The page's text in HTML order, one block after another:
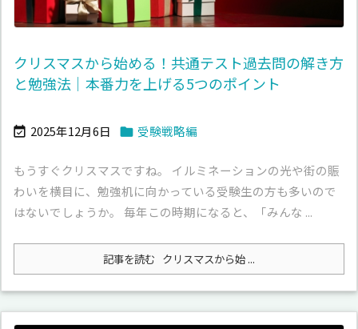
クリスマスから始める！共通テスト過去問の解き方
と勉強法｜本番力を上げる5つのポイント
 2025年12月6日  受験戦略編
もうすぐクリスマスですね。 イルミネーションの光や街の賑
わいを横目に、勉強机に向かっている受験生の方も多いので
はないでしょうか。 毎年この時期になると、「みんな ...
記事を読む クリスマスから始 ...